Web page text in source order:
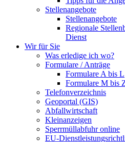
Stellenangebote
Stellenangebote
Regionale
Dienst
Wir für Sie
Was erledige ich wo?
Formulare / Anträge
Formulare A bis L
Formulare M bis
Telefonverzeichnis
Geoportal (GIS)
Abfallwirtschaft
Kleinanzeigen
Sperrmüllabfuhr online
EU-